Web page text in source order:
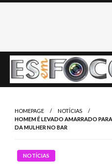
Skip
HOMEPAGE
NOTÍCIAS
HOMEM É LEVADO AMARRADO
DA MULHER NO BAR
NOTÍCIAS